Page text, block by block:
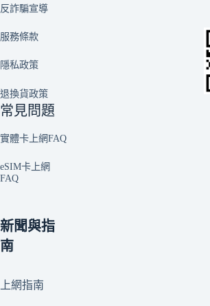
反詐騙宣導
服務條款
隱私政策
退換貨政策
常見問題
實體卡上網FAQ
eSIM卡上網
FAQ
新聞與指
南
上網指南